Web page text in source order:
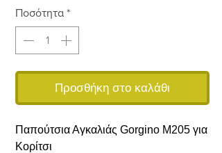
Ποσότητα *
Προσθήκη στο καλάθι
Παπούτσια Αγκαλιάς Gorgino Μ205 για
Κορίτσι